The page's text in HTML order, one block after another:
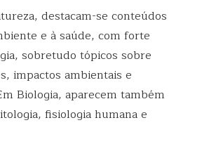
destacam-se conteúdos
e à saúde, com forte
sobretudo tópicos sobre
impactos ambientais e
Biologia, aparecem também
fisiologia humana e